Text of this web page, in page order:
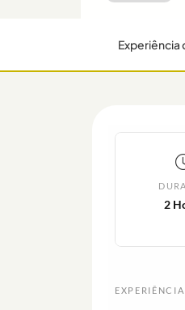
Experiência
2